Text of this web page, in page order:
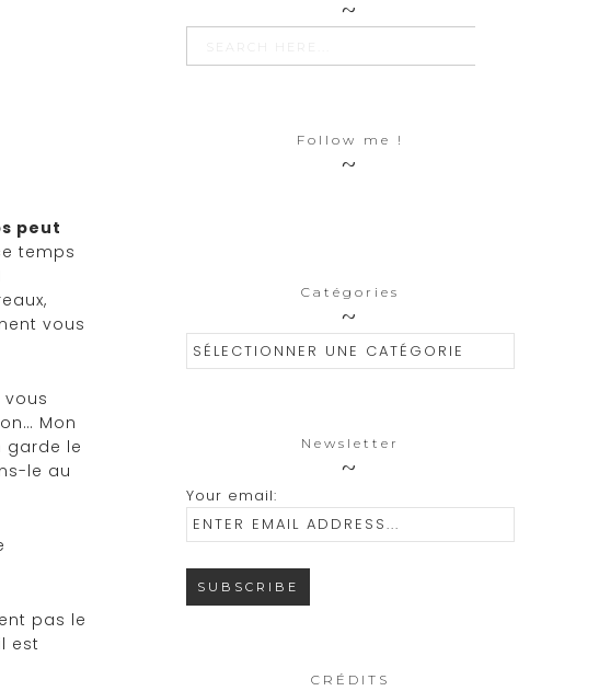
peut
temps
vous
Mon
garde le
le au
pas le
est
Search SEARCH BUTTON
Follow me !
Catégories
Catégories
Newsletter
Your email:
CRÉDITS